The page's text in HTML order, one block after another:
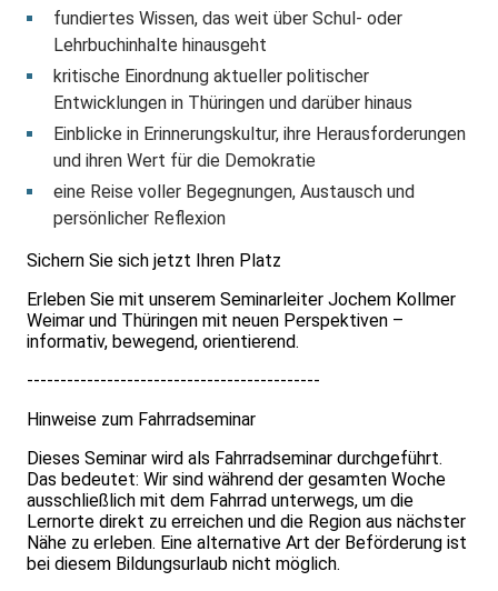
fundiertes Wissen, das weit über Schul- oder
Lehrbuchinhalte hinausgeht
kritische Einordnung aktueller politischer
Entwicklungen in Thüringen und darüber hinaus
Einblicke in Erinnerungskultur, ihre Herausforderungen
und ihren Wert für die Demokratie
eine Reise voller Begegnungen, Austausch und
persönlicher Reflexion
Sichern Sie sich jetzt Ihren Platz
Erleben Sie mit unserem Seminarleiter Jochem Kollmer
Weimar und Thüringen mit neuen Perspektiven –
informativ, bewegend, orientierend.
--------------------------------------------
Hinweise zum Fahrradseminar
Dieses Seminar wird als Fahrradseminar durchgeführt.
Das bedeutet: Wir sind während der gesamten Woche
ausschließlich mit dem Fahrrad unterwegs, um die
Lernorte direkt zu erreichen und die Region aus nächster
Nähe zu erleben. Eine alternative Art der Beförderung ist
bei diesem Bildungsurlaub nicht möglich.